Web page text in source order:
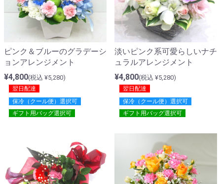
ピンク＆ブルーのグラデーシ
ョンアレンジメント
¥4,800(税込 ¥5,280)
翌日配達
保冷（クール便）選択可
ギフト用バッグ選択可
淡いピンク系可愛らしいナチ
ュラルアレンジメント
¥4,800(税込 ¥5,280)
翌日配達
保冷（クール便）選択可
ギフト用バッグ選択可